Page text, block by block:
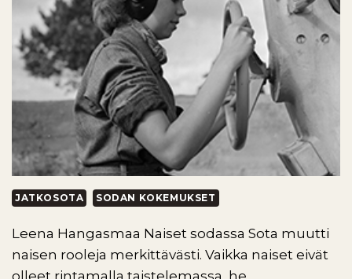
JATKOSOTA SODAN KOKEMUKSET
Leena Hangasmaa Naiset sodassa Sota muutti
naisen rooleja merkittävästi. Vaikka naiset eivät